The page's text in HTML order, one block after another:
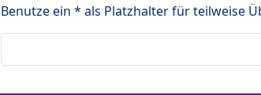
Benutze ein * als Platzhalter für teilweise